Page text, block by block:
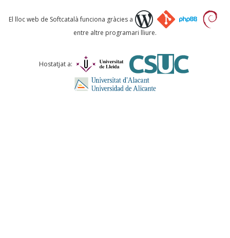
Què proposeu?
Comentari *
El lloc web de Softcatalà funciona gràcies a
entre altre programari lliure.
Hostatjat a: